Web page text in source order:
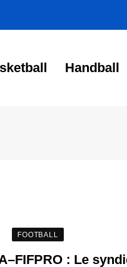
Handball
FOOTBALL
: Le